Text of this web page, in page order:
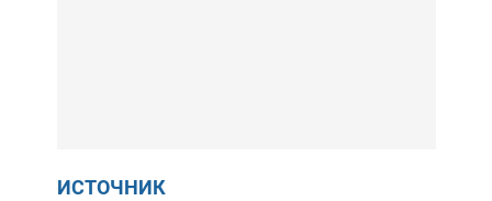
ИСТОЧНИК